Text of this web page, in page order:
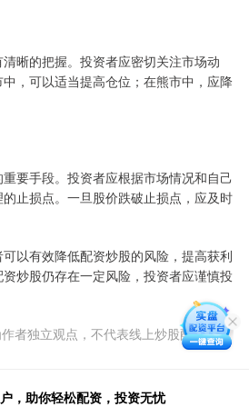
晰的把握。投资者应密切关注市场动
，可以适当提高仓位；在熊市中，应降
要手段。投资者应根据市场情况和自己
止损点。一旦股价跌破止损点，应及时
以有效降低配资炒股的风险，提高获利
炒股仍存在一定风险，投资者应谨慎投
者独立观点，不代表线上炒股配资观点
，助你轻松配资，投资无忧